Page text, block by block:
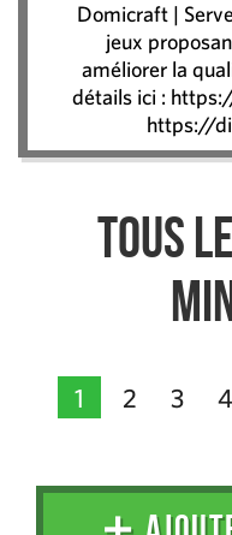
Domicraft |
jeux​
améliorer la
détails ici :
https://
Tous
1 2 3 4